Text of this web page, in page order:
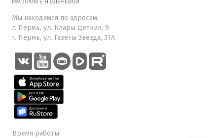
Мы находимся по адресам:
г. Пермь, ул. Клары Цеткин, 9
г. Пермь, ул. Газеты Звезда, 31А
Время работы